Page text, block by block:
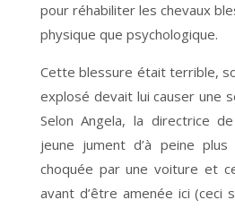
pour réhabiliter les chevaux
physique que psychologique.
Cette blessure était terrible,
explosé devait lui causer une
Selon Angela, la directrice
jeune jument d’à peine
choquée par une voiture et
avant d’être amenée ici (ceci